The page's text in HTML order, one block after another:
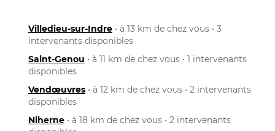
Villedieu-sur-Indre • à 13 km de chez vous • 3
intervenants disponibles
Saint-Genou • à 11 km de chez vous • 1 intervenants
disponibles
Vendœuvres • à 12 km de chez vous • 2 intervenants
disponibles
Niherne • à 18 km de chez vous • 2 intervenants